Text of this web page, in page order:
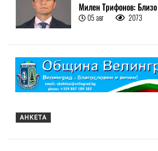
Милен Трифонов:
05 авг 2073
АНКЕТА